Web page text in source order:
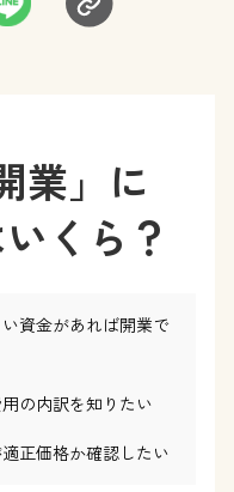
業」に
くら？
資金があれば開業で
の内訳を知りたい
正価格か確認したい